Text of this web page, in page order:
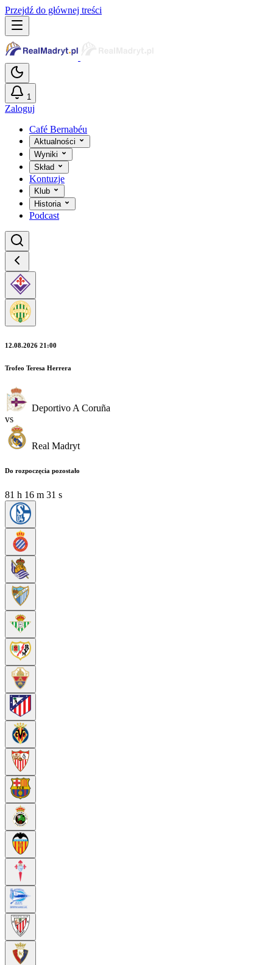
Przejdź do głównej treści
1
Zaloguj
Café Bernabéu
Aktualności
Wyniki
Skład
Kontuzje
Klub
Historia
Podcast
12.08.2026 21:00
Trofeo Teresa Herrera
Deportivo A Coruña
vs
Real Madryt
Do rozpoczęcia pozostało
81 h 16 m 29 s